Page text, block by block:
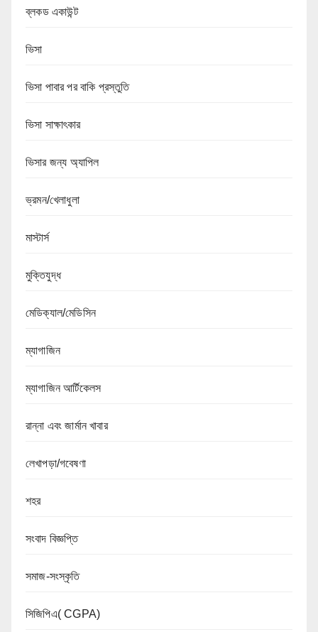
ব্লকড একাউন্ট
ভিসা
ভিসা পাবার পর বাকি প্রস্তুতি
ভিসা সাক্ষাৎকার
ভিসার জন্য অ্যাপিল
ভ্রমন/খেলাধুলা
মাস্টার্স
মুক্তিযুদ্ধ
মেডিক্যাল/মেডিসিন
ম্যাগাজিন
ম্যাগাজিন আর্টিকেলস
রান্না এবং জার্মান খাবার
লেখাপড়া/গবেষণা
শহর
সংবাদ বিজ্ঞপ্তি
সমাজ-সংস্কৃতি
সিজিপিএ( CGPA)